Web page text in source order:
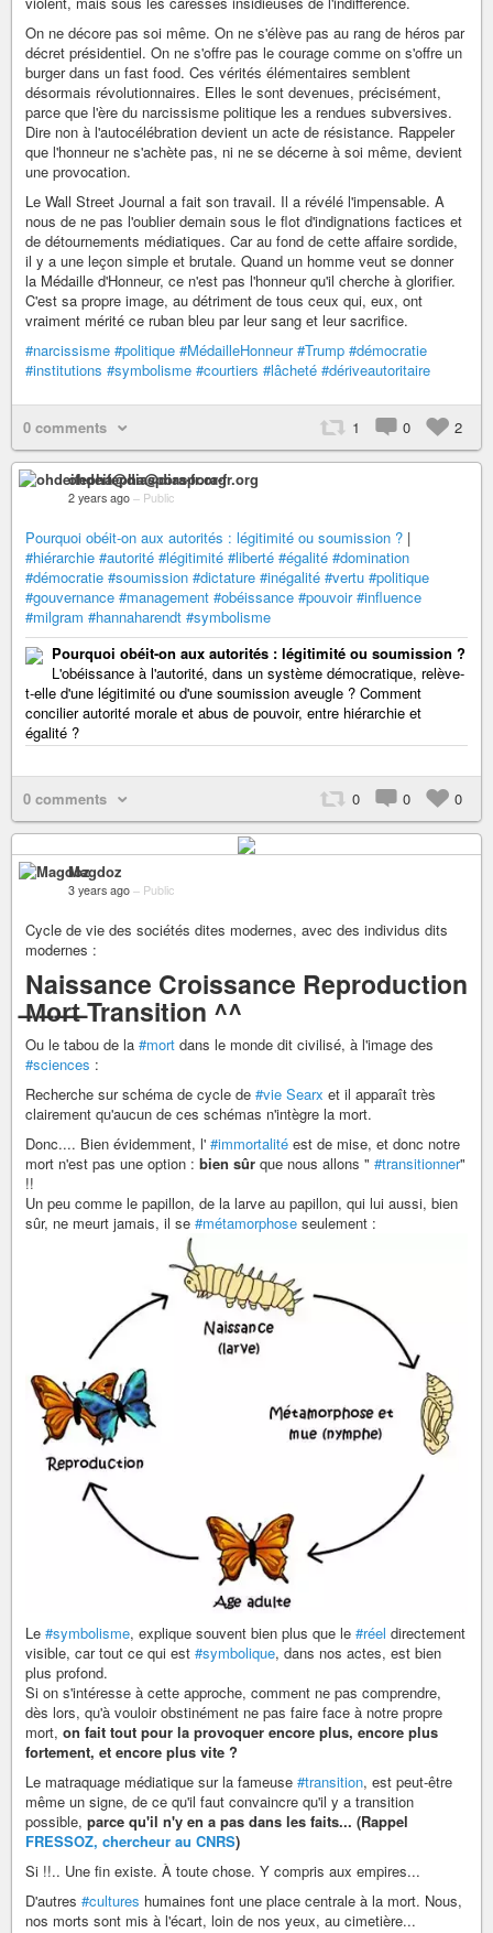
On ne décore pas soi même. On ne s'élève pas au rang de héros par
décret présidentiel. On ne s'offre pas le courage comme on s'offre un
burger dans un fast food. Ces vérités élémentaires semblent
désormais révolutionnaires. Elles le sont devenues, précisément,
parce que l'ère du narcissisme politique les a rendues subversives.
Dire non à l'autocélébration devient un acte de résistance. Rappeler
que l'honneur ne s'achète pas, ni ne se décerne à soi même, devient
une provocation.
Le Wall Street Journal a fait son travail. Il a révélé l'impensable. A
nous de ne pas l'oublier demain sous le flot d'indignations factices et
de détournements médiatiques. Car au fond de cette affaire sordide,
il y a une leçon simple et brutale. Quand un homme veut se donner
la Médaille d'Honneur, ce n'est pas l'honneur qu'il cherche à glorifier.
C'est sa propre image, au détriment de tous ceux qui, eux, ont
vraiment mérité ce ruban bleu par leur sang et leur sacrifice.
#narcissisme #politique #MédailleHonneur #Trump #démocratie
#institutions #symbolisme #courtiers #lâcheté #dériveautoritaire
0 comments 1 0 2
ohdeifepha@diaspora-fr.org
2 years ago – Public
Pourquoi obéit-on aux autorités : légitimité ou soumission ? |
#hiérarchie #autorité #légitimité #liberté #égalité #domination
#démocratie #soumission #dictature #inégalité #vertu #politique
#gouvernance #management #obéissance #pouvoir #influence
#milgram #hannaharendt #symbolisme
Pourquoi obéit-on aux autorités : légitimité ou soumission ?
L'obéissance à l'autorité, dans un système démocratique, relève-
t-elle d'une légitimité ou d'une soumission aveugle ? Comment
concilier autorité morale et abus de pouvoir, entre hiérarchie et
égalité ?
0 comments 0 0 0
Magdoz
3 years ago – Public
Cycle de vie des sociétés dites modernes, avec des individus dits
modernes :
Naissance Croissance Reproduction
̶M̶o̶r̶t̶ Transition ^^
Ou le tabou de la #mort dans le monde dit civilisé, à l'image des
#sciences :
Recherche sur schéma de cycle de #vie Searx et il apparaît très
clairement qu'aucun de ces schémas n'intègre la mort.
Donc.... Bien évidemment, l' #immortalité est de mise, et donc notre
mort n'est pas une option : bien sûr que nous allons " #transitionner"
!!
Un peu comme le papillon, de la larve au papillon, qui lui aussi, bien
sûr, ne meurt jamais, il se #métamorphose seulement :
Le #symbolisme, explique souvent bien plus que le #réel directement
visible, car tout ce qui est #symbolique, dans nos actes, est bien
plus profond.
Si on s'intéresse à cette approche, comment ne pas comprendre,
dès lors, qu'à vouloir obstinément ne pas faire face à notre propre
mort, on fait tout pour la provoquer encore plus, encore plus
fortement, et encore plus vite ?
Le matraquage médiatique sur la fameuse #transition, est peut-être
même un signe, de ce qu'il faut convaincre qu'il y a transition
possible, parce qu'il n'y en a pas dans les faits... (Rappel
FRESSOZ, chercheur au CNRS)
Si !!.. Une fin existe. À toute chose. Y compris aux empires...
D'autres #cultures humaines font une place centrale à la mort. Nous,
nos morts sont mis à l'écart, loin de nos yeux, au cimetière...